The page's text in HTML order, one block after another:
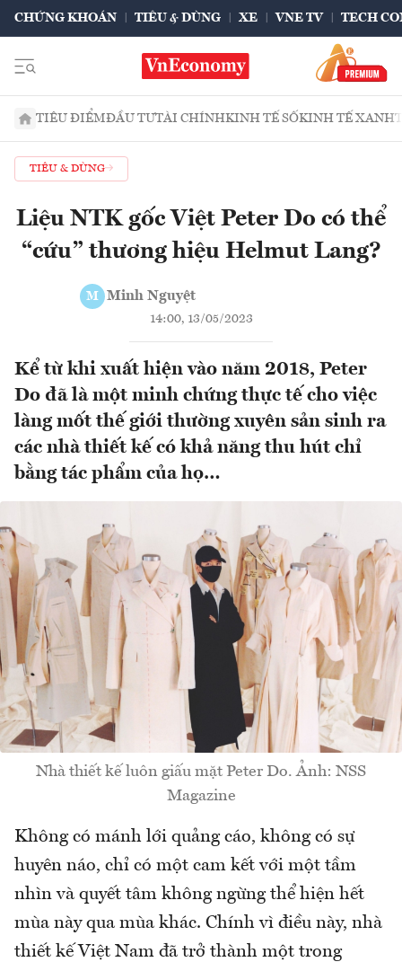
CHỨNG KHOÁN TIÊU & DÙNG XE VNE TV TECH
TIÊU ĐIỂMĐẦU TƯTÀI CHÍNHKINH TẾ SỐKINH TẾ XANH
TIÊU & DÙNG
Liệu NTK gốc Việt Peter Do có thể
“cứu” thương hiệu Helmut Lang?
M Minh Nguyệt
14:00, 13/05/2023
Kể từ khi xuất hiện vào năm 2018, Peter
Do đã là một minh chứng thực tế cho việc
làng mốt thế giới thường xuyên sản sinh ra
các nhà thiết kế có khả năng thu hút chỉ
bằng tác phẩm của họ…
Nhà thiết kế luôn giấu mặt Peter Do. Ảnh: NSS
Magazine
Không có mánh lới quảng cáo, không có sự
huyên náo, chỉ có một cam kết với một tầm
nhìn và quyết tâm không ngừng thể hiện hết
mùa này qua mùa khác. Chính vì điều này, nhà
thiết kế Việt Nam đã trở thành một trong